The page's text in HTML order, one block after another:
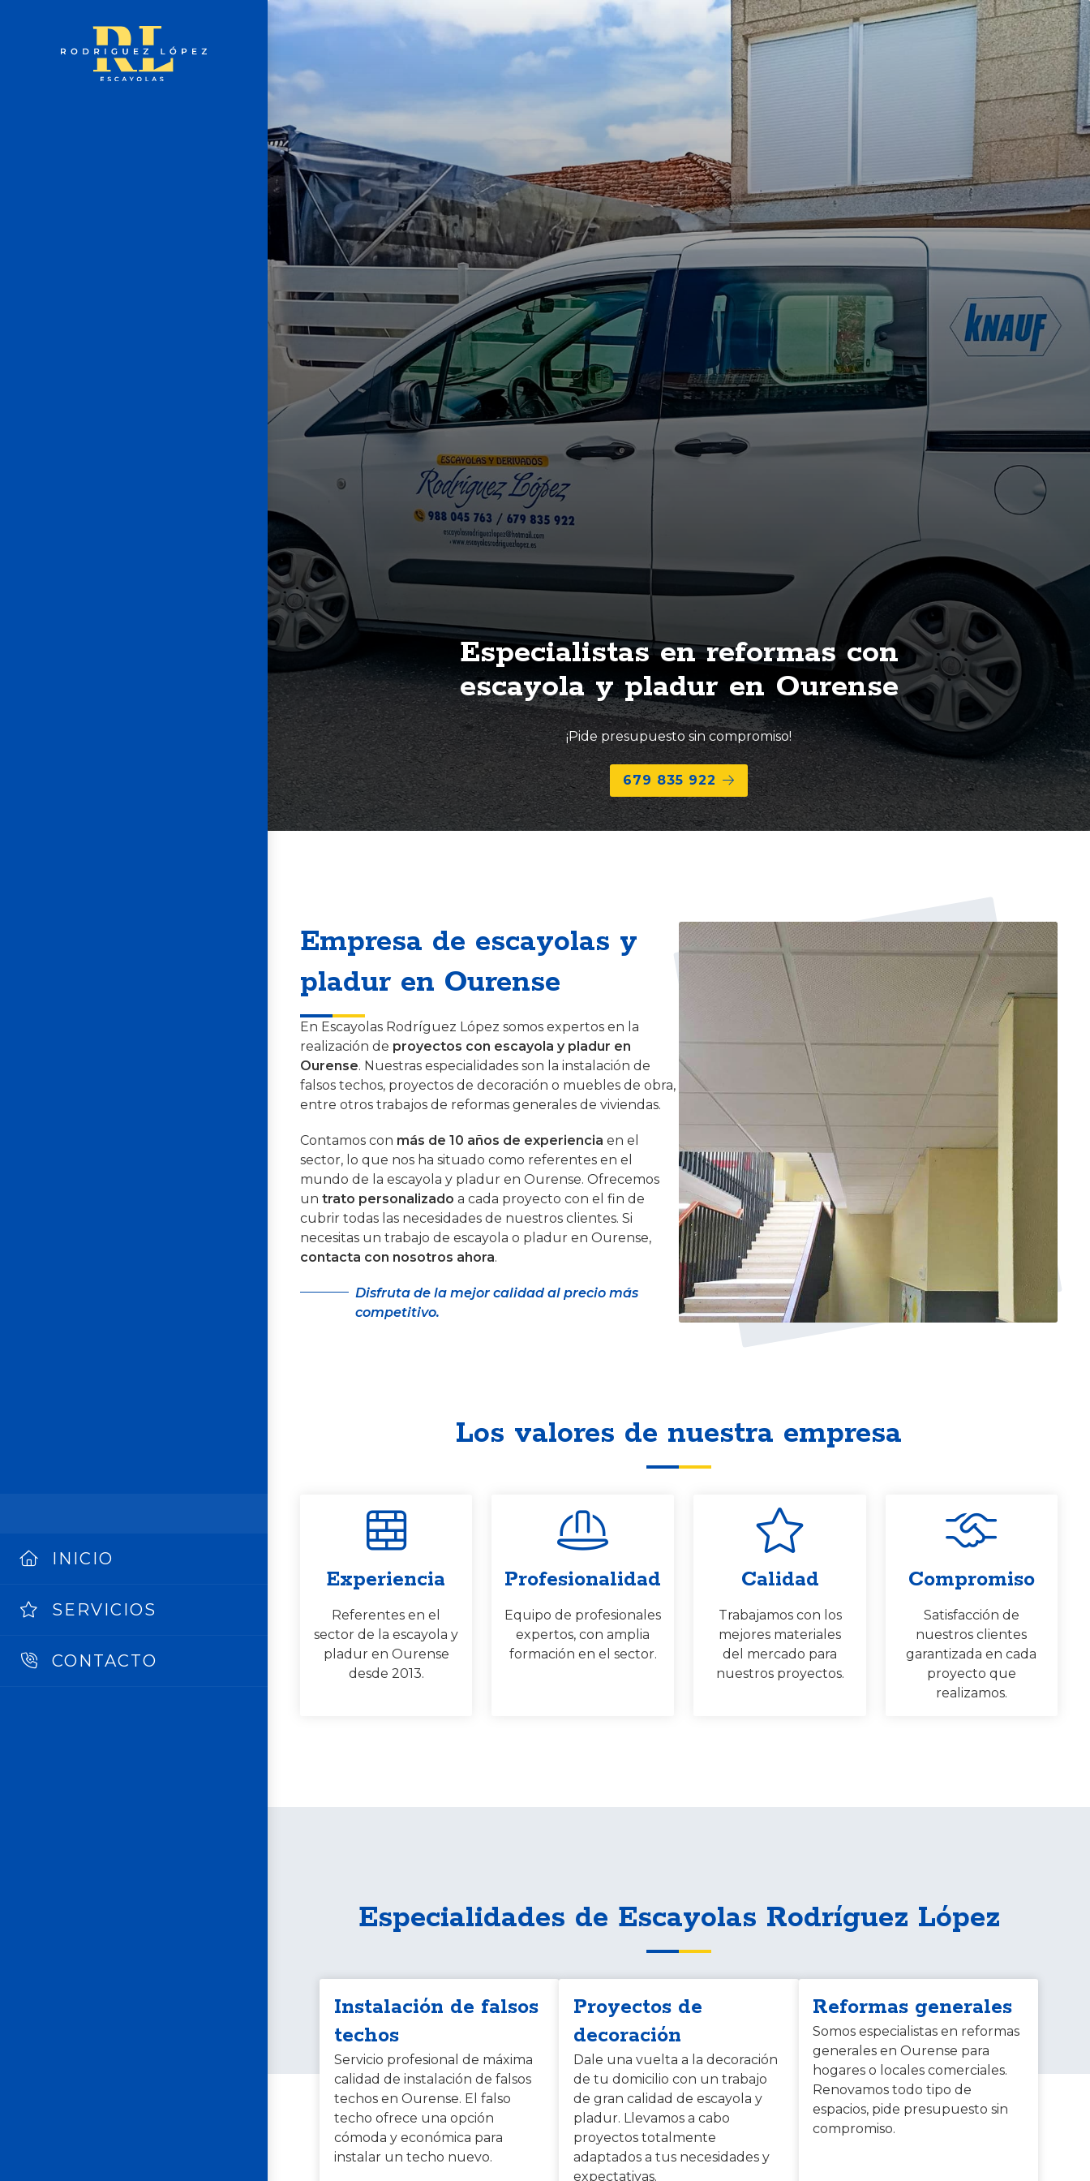
INICIO
SERVICIOS
CONTACTO
Especialistas en reformas con
escayola y pladur en Ourense
¡Pide presupuesto sin compromiso!
679 835 922
Empresa de escayolas y
pladur en Ourense
En Escayolas Rodríguez López somos expertos en la
realización de proyectos con escayola y pladur en
Ourense. Nuestras especialidades son la instalación de
falsos techos, proyectos de decoración o muebles de obra,
entre otros trabajos de reformas generales de viviendas.
Contamos con más de 10 años de experiencia en el
sector, lo que nos ha situado como referentes en el
mundo de la escayola y pladur en Ourense. Ofrecemos
untrato personalizado a cada proyecto con el fin de
cubrir todas las necesidades de nuestros clientes. Si
necesitas un trabajo de escayola o pladur en Ourense,
contacta con nosotros ahora.
Disfruta de la mejor calidad al precio más
competitivo.
Los valores de nuestra empresa
Experiencia
Referentes en el
sector de la escayola y
pladur en Ourense
desde 2013.
Profesionalidad
Equipo de profesionales
expertos, con amplia
formación en el sector.
Calidad
Trabajamos con los
mejores materiales
del mercado para
nuestros proyectos.
Compromiso
Satisfacción de
nuestros clientes
garantizada en cada
proyecto que
realizamos.
Especialidades de Escayolas Rodríguez López
Instalación de falsos
techos
Servicio profesional de máxima
calidad de instalación de falsos
techos en Ourense. El falso
techo ofrece una opción
cómoda y económica para
instalar un techo nuevo.
Proyectos de
decoración
Dale una vuelta a la decoración
de tu domicilio con un trabajo
de gran calidad de escayola y
pladur. Llevamos a cabo
proyectos totalmente
adaptados a tus necesidades y
expectativas.
Reformas generales
Somos especialistas en reformas
generales en Ourense para
hogares o locales comerciales.
Renovamos todo tipo de
espacios, pide presupuesto sin
compromiso.